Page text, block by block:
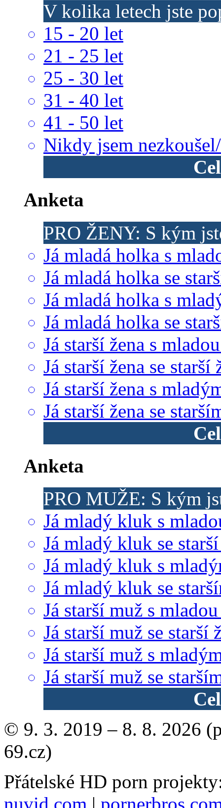
V kolika letech jste
15 - 20 let
21 - 25 let
25 - 30 let
31 - 40 let
41 - 50 let
Nikdy jsem
Anketa
PRO ŽENY: S kým
Já mladá holka s
Já mladá holka se
Já mladá holka s
Já mladá holka se
Já starší žena s
Já starší žena se starší
Já starší žena s
Já starší žena se
Anketa
PRO MUŽE: S kým
Já mladý kluk s
Já mladý kluk se
Já mladý kluk s
Já mladý kluk se
Já starší muž s
Já starší muž se starší
Já starší muž s
Já starší muž se
© 9. 3. 2019 – 8. 8. 2026
69.cz)
Přátelské HD porn